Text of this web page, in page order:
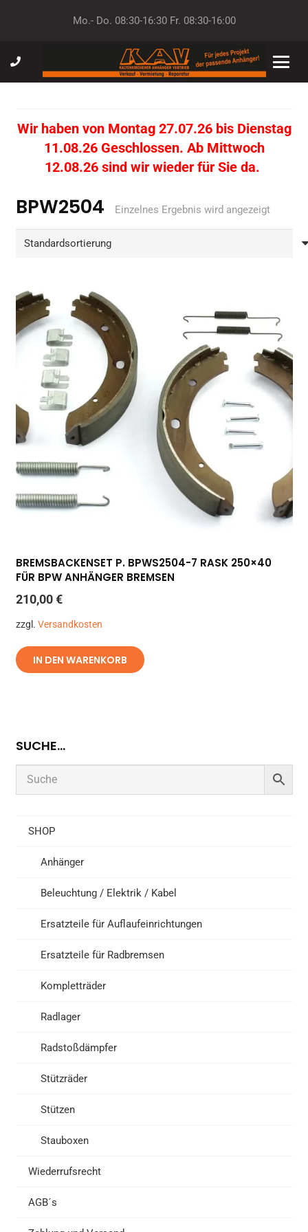
Mo.- Do. 08:30-16:30 Fr. 08:30-16:00
Wir haben von Montag 27.07.26 bis Dienstag
11.08.26 Geschlossen. Ab Mittwoch
12.08.26 sind wir wieder für Sie da.
BPW2504 Einzelnes Ergebnis wird angezeigt
BREMSBACKENSET P. BPWS2504-7 RASK 250×40
FÜR BPW ANHÄNGER BREMSEN
210,00€
zzgl. Versandkosten
IN DEN WARENKORB
SUCHE…
SHOP
Anhänger
Beleuchtung / Elektrik / Kabel
Ersatzteile für Auflaufeinrichtungen
Ersatzteile für Radbremsen
Kompletträder
Radlager
Radstoßdämpfer
Stützräder
Stützen
Stauboxen
Wiederrufsrecht
AGB´s